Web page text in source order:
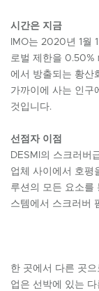
시간은 지금
IMO는 2020년 1월
로벌 제한을 0.50%
에서 방출되는 황산
가까이에 사는 인구
것입니다.
선점자 이점
DESMI의 스크러버
업체 사이에서 호평
루션의 모든 요소를
스템에서 스크러버
한 곳에서 다른 곳
업은 선박에 있는